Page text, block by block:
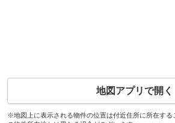
地図アプリで開く
※地図上に表示される物件の位置は付近住所に所在する